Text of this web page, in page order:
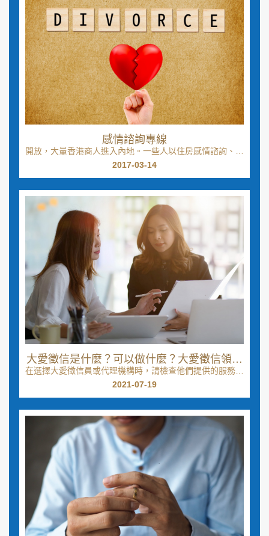
感情諮詢專線
開放，大量香港商人進入內地。一些人以住房感情諮詢、金
錢等為交換條件，在大陸包養女孩一起生活，形同夫妻...
2017-03-14
大愛徵信是什麼？可以做什麼？大愛徵信領域
專業又是什麼？
在選擇大愛徵信員或代理機構時，請檢查他們提供的服務。
向他們詢問他們擅長的領域。從他們那裡了解他們解決...
2021-07-19